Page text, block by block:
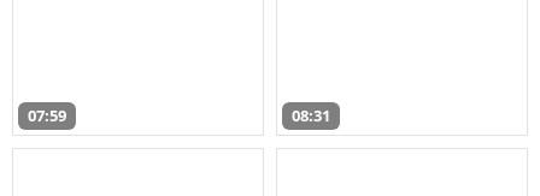
07:59 08:31